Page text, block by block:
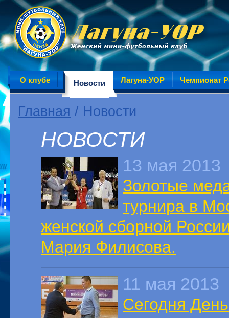
О клубе Новости Лагуна-УОР Чемпионат
Главная / Новости
НОВОСТИ
13 мая 2013
Золотые
турнира в
женской сборной
Мария Филисова.
11 мая 2013
Сегодня